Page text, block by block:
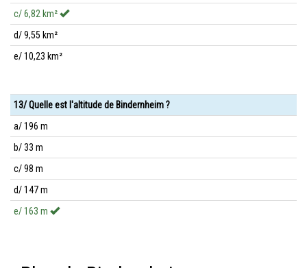
c/ 6,82 km²
d/ 9,55 km²
e/ 10,23 km²
13/ Quelle est l'altitude de Bindernheim ?
a/ 196 m
b/ 33 m
c/ 98 m
d/ 147 m
e/ 163 m